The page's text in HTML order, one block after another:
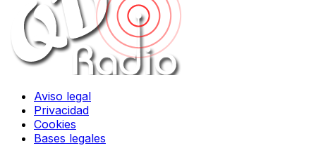
Aviso legal
Privacidad
Cookies
Bases legales